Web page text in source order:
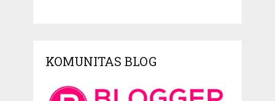
KOMUNITAS BLOG